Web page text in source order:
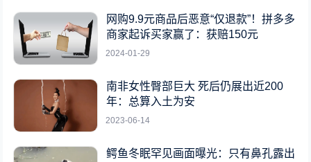
网购9.9元商品后恶意“仅退款”！拼多多
商家起诉买家赢了：获赔150元
2024-01-29
南非女性臀部巨大 死后仍展出近200
年：总算入土为安
2023-06-14
鳄鱼冬眠罕见画面曝光：只有鼻孔露出